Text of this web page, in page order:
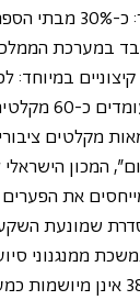
החינוך משקפת את
לעומת 11% בלבד
פלסטינים
מקלטים
המכון
את
שמונעת
ממנגנוני
תוכניות מיגון כמו תמ"א 38